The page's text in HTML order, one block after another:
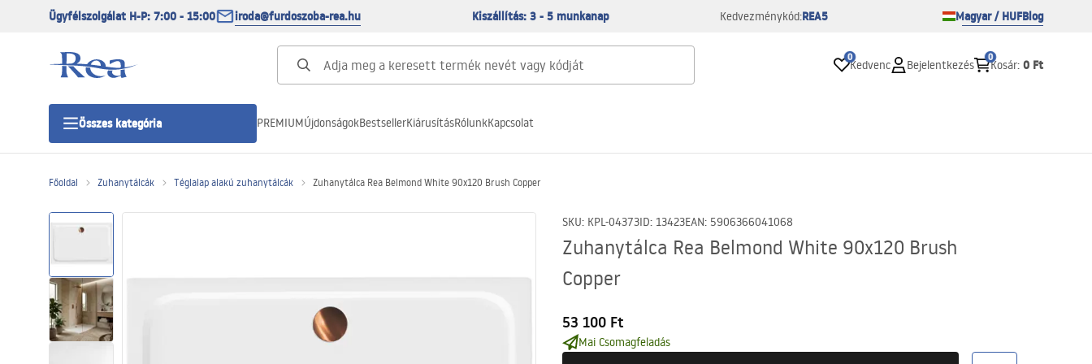
Ügyfélszolgálat H-P: 7:00 - 15:00 iroda@furdoszoba-rea.hu Kiszállítás: 3 - 5 munkanap Kedvezménykód:REA5 Magyar / HUFBlog
0
Kedvenc Bejelentkezés
0
Kosár: 0 Ft
Összes kategória
Zuhanytálcák
Zuhanylefolyók
PREMIUMÚjdonságokBestsellerKiárusításRólunkKapcsolat
Főoldal Zuhanytálcák Téglalap alakú zuhanytálcák Zuhanytálca Rea Belmond White 90x120 Brush Copper
SKU: KPL-04373ID: 13423EAN: 5906366041068
Zuhanytálca Rea Belmond White 90x120 Brush
Copper
53 100 Ft
Mai Csomagfeladás